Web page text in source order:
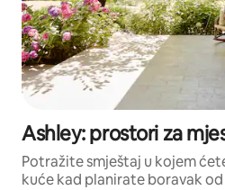
Ashley: prostori za
Potražite smještaj u kojem
kuće kad planirate boravak od